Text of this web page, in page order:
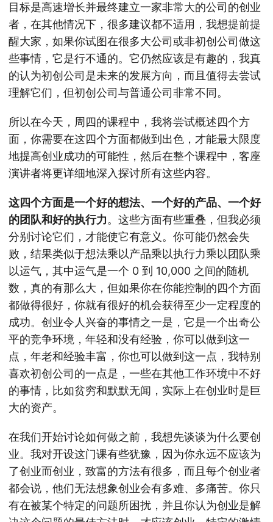
目标是高速增长并最终建立一家非常大的公司的创业
者，在其他情况下，很多建议都不适用，我想提前提
醒大家，如果你试图在很多大公司或非初创公司做这
些事情，它是行不通的。它仍然应该是有趣的，我真
的认为初创公司是未来的发展方向，而且值得去尝试
理解它们，但初创公司与普通公司非常不同。
所以在今天，周四的课程中，我将尝试概述四个方
面，你需要在这四个方面都做到出色，才能最大限度
地提高创业成功的可能性，然后在整个课程中，客座
演讲者将更详细地深入探讨所有这些内容。
这四个方面是一个好的想法、一个好的产品、一个好
的团队和好的执行力。这些方面有些重叠，但我必须
分别讨论它们，才能使它有意义。你可能仍然会失
败，结果类似于想法乘以产品乘以执行力乘以团队乘
以运气，其中运气是一个 0 到 10,000 之间的随机
数，真的有那么大，但如果你在你能控制的四个方面
都做得很好，你就有很好的机会获得至少一定程度的
成功。创业令人兴奋的事情之一是，它是一个出奇公
平的竞争环境，年轻和没有经验，你可以做到这一
点，年老和经验丰富，你也可以做到这一点，我特别
喜欢初创公司的一点是，一些在其他工作环境中不好
的事情，比如贫穷和默默无闻，实际上在创业时是巨
大的资产。
在我们开始讨论如何做之前，我想先谈谈为什么要创
业。我对开设这门课有些犹豫，因为你永远不应该为
了创业而创业，致富的方法有很多，而且每个创业者
都会说，他们无法想象创业会有多难、多痛苦。你只
有在被某个特定的问题所困扰，并且你认为创业是解